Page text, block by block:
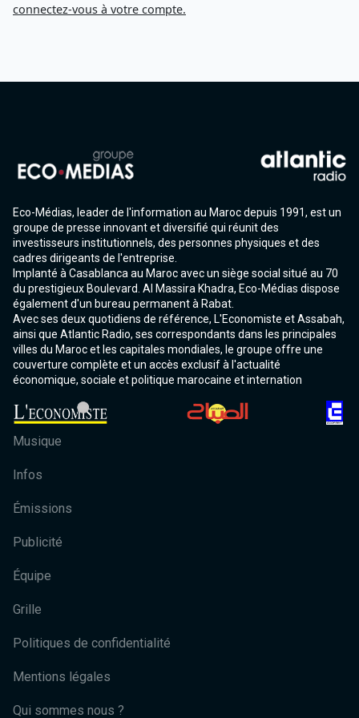
connectez-vous à votre compte.
Eco-Médias, leader de l'information au Maroc depuis 1991, est un
groupe de presse innovant et diversifié qui réunit des
investisseurs institutionnels, des personnes physiques et des
cadres dirigeants de l'entreprise.
Implanté à Casablanca au Maroc avec un siège social situé au 70
du prestigieux Boulevard. Al Massira Khadra, Eco-Médias dispose
également d'un bureau permanent à Rabat.
Avec ses deux quotidiens de référence, L'Economiste et Assabah,
ainsi que Atlantic Radio, ses correspondants dans les principales
villes du Maroc et les capitales mondiales, le groupe offre une
couverture complète et un accès exclusif à l'actualité
économique, sociale et politique marocaine et internation
Musique
Infos
Émissions
Publicité
Équipe
Grille
Politiques de confidentialité
Mentions légales
Qui sommes nous ?